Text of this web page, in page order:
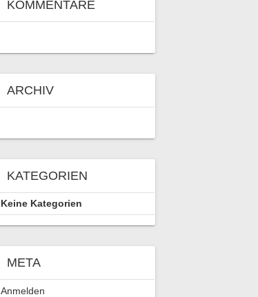
KOMMENTARE
ARCHIV
KATEGORIEN
Keine Kategorien
META
Anmelden